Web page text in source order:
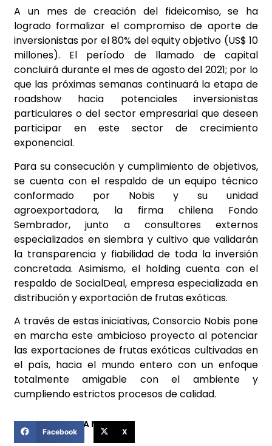
A un mes de creación del fideicomiso, se ha
logrado formalizar el compromiso de aporte de
inversionistas por el 80% del equity objetivo (US$ 10
millones). El período de llamado de capital
concluirá durante el mes de agosto del 2021; por lo
que las próximas semanas continuará la etapa de
roadshow hacia potenciales inversionistas
particulares o del sector empresarial que deseen
participar en este sector de crecimiento
exponencial.
Para su consecución y cumplimiento de objetivos,
se cuenta con el respaldo de un equipo técnico
conformado por Nobis y su unidad
agroexportadora, la firma chilena Fondo
Sembrador, junto a consultores externos
especializados en siembra y cultivo que validarán
la transparencia y fiabilidad de toda la inversión
concretada. Asimismo, el holding cuenta con el
respaldo de SocialDeal, empresa especializada en
distribución y exportación de frutas exóticas.
A través de estas iniciativas, Consorcio Nobis pone
en marcha este ambicioso proyecto al potenciar
las exportaciones de frutas exóticas cultivadas en
el país, hacia el mundo entero con un enfoque
totalmente amigable con el ambiente y
cumpliendo estrictos procesos de calidad.
COMPARTIR ESTA NOTICIA
Facebook X